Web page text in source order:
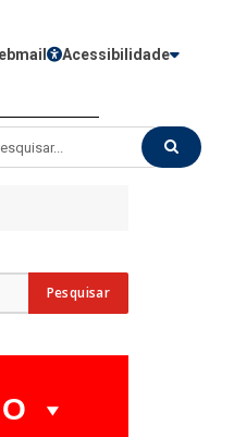
Acessibilidade